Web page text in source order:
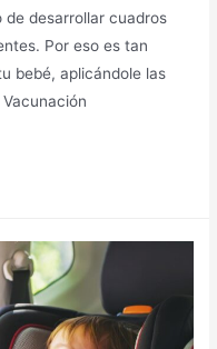
de desarrollar cuadros
Por eso es tan
bebé, aplicándole las